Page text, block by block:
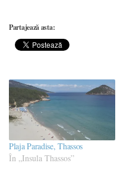
Partajează asta:
Plaja Paradise, Thassos
În „Insula Thassos”